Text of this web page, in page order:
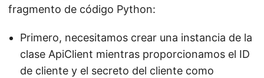
fragmento de código Python:
Primero, necesitamos crear una instancia de la
clase ApiClient mientras proporcionamos el ID
de cliente y el secreto del cliente como